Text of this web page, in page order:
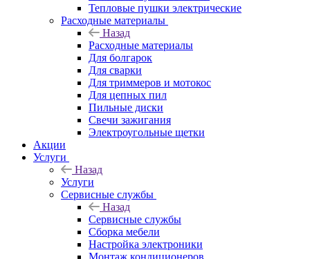
Тепловые пушки электрические
Расходные материалы
Назад
Расходные материалы
Для болгарок
Для сварки
Для триммеров и мотокос
Для цепных пил
Пильные диски
Свечи зажигания
Электроугольные щетки
Акции
Услуги
Назад
Услуги
Сервисные службы
Назад
Сервисные службы
Сборка мебели
Настройка электроники
Монтаж кондиционеров